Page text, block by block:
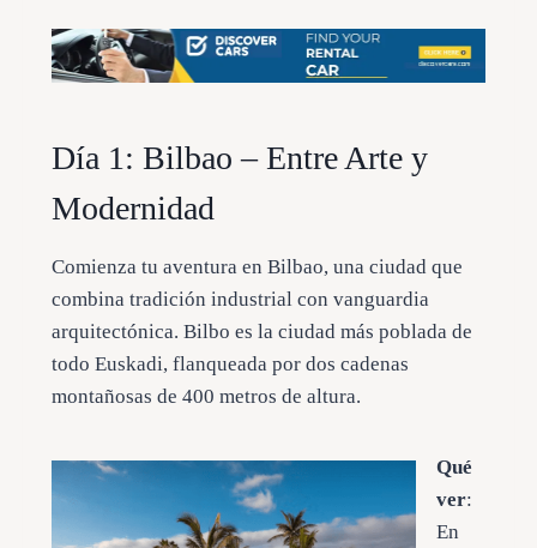
Día 1: Bilbao – Entre Arte y
Modernidad
Comienza tu aventura en Bilbao, una ciudad que
combina tradición industrial con vanguardia
arquitectónica. Bilbo es la ciudad más poblada de
todo Euskadi, flanqueada por dos cadenas
montañosas de 400 metros de altura.
Qué
ver:
En